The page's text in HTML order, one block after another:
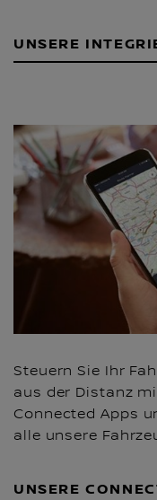
UNSERE
Steuern Sie Ihr
aus der Distanz
Connected Apps
alle unsere
UNSERE